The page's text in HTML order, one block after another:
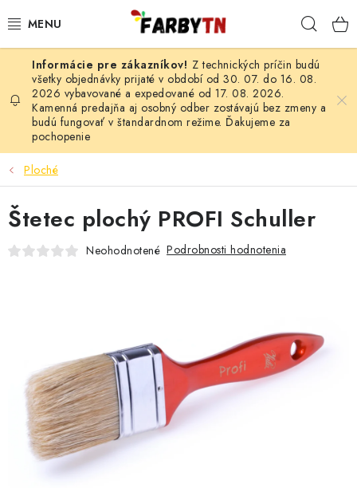
na
FARBY A LAKY
STAVEBNÁ CHÉMIA
MALIARSKE POTREBY
KONTAKTY
OBCHODNÉ PODMIENKY
HODNOTENIE OBCHODU
Z technických príčin budú
všetky objednávky prijaté v období od 30. 07. do 16. 08.
2026 vybavované a expedované od 17. 08. 2026.
Kamenná predajňa aj osobný odber zostávajú bez zmeny a
budú fungovať v štandardnom režime. Ďakujeme za
pochopenie
Ploché
Štetec plochý PROFI Schuller
Neohodnotené Podrobnosti hodnotenia